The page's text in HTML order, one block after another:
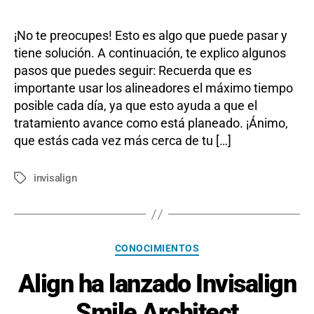
¡No te preocupes! Esto es algo que puede pasar y
tiene solución. A continuación, te explico algunos
pasos que puedes seguir: Recuerda que es
importante usar los alineadores el máximo tiempo
posible cada día, ya que esto ayuda a que el
tratamiento avance como está planeado. ¡Ánimo,
que estás cada vez más cerca de tu […]
Etiquetasinvisalign
Categorías
CONOCIMIENTOS
Align ha lanzado Invisalign